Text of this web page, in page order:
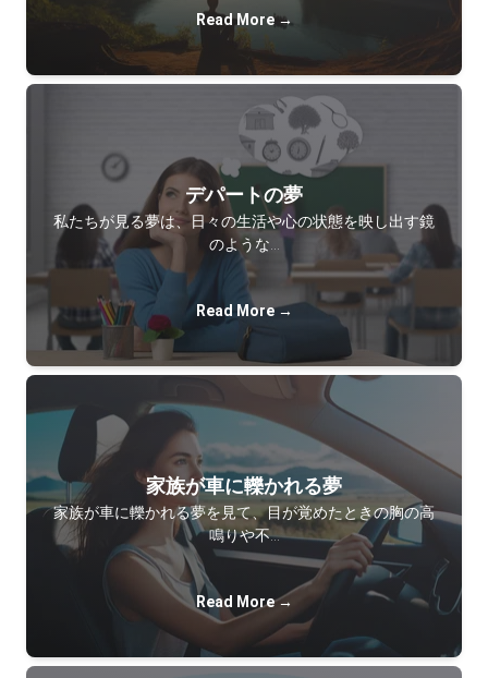
Read More →
デパートの夢
私たちが見る夢は、日々の生活や心の状態を映し出す鏡
のような…
Read More →
家族が車に轢かれる夢
家族が車に轢かれる夢を見て、目が覚めたときの胸の高
鳴りや不…
Read More →